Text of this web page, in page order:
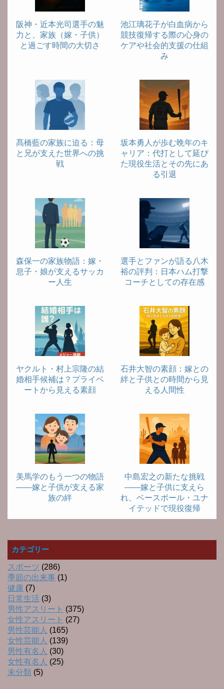
阪神・近本光司選手の魅
力と、家族（嫁・子供）
と過ごす時間の大切さ
池江璃花子が白血病から
競技復帰する際の心身の
ケアや社会的支援の仕組
み
髙橋藍の家族に迫る：母
と兄が支えた世界への挑
戦
坂本勇人が歩む晩年のキ
ャリア：代打として延び
た現役生活とその先にあ
る引退
森保一の家族物語：嫁・
息子・娘が支えるサッカ
ー人生
選手とファンが語る八木
裕の評判：日本ハム打撃
コーチとしての存在感
ヤクルト・村上宗隆の結
婚相手候補は？プライベ
ートから見える素顔
石井大智の素顔：嫁との
絆と子供との時間から見
える人間性
美馬学のもう一つの物語
――嫁と子供が支える家
族の絆
中島宏之の新たな挑戦
――嫁と子供に支えら
れ、ベースボール・ユナ
イテッドで現役復帰
カテゴリー
スポーツ (286)
季節の出来事 (1)
健康 (7)
日常生活 (3)
男性アスリート (375)
女性アスリート (27)
男性芸能人 (165)
女性芸能人 (139)
男性有名人 (30)
女性有名人 (25)
未分類 (5)